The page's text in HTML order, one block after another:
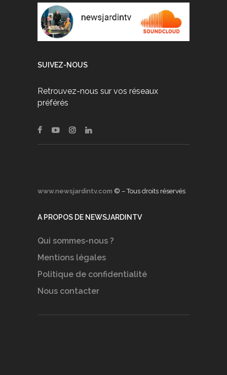
SUIVEZ-NOUS
Retrouvez-nous sur vos réseaux
préférés
www.newsjardintv.com © – Tous droits réservés
A PROPOS DE NEWSJARDINTV
Qui sommes-nous ?
Mentions légales
Politique de confidentialité
Nous contacter